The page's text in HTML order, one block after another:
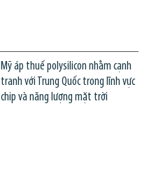
Mỹ áp thuế polysilicon nhằm cạnh
tranh với Trung Quốc trong lĩnh vực
chip và năng lượng mặt trời